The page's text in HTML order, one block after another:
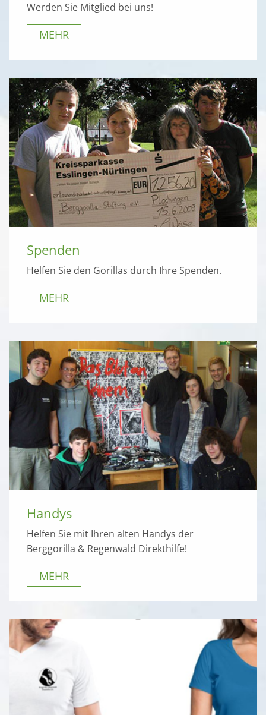
Werden Sie Mitglied bei uns!
MEHR
Spenden
Helfen Sie den Gorillas durch Ihre Spenden.
MEHR
Handys
Helfen Sie mit Ihren alten Handys der
Berggorilla & Regenwald Direkthilfe!
MEHR